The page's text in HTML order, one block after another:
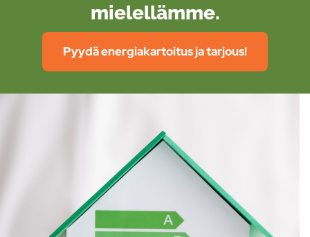
mielellämme.
Pyydä energiakartoitus ja tarjous!